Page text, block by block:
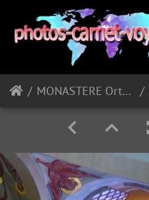
MONASTERE Orthodoxe de St Michel (83)